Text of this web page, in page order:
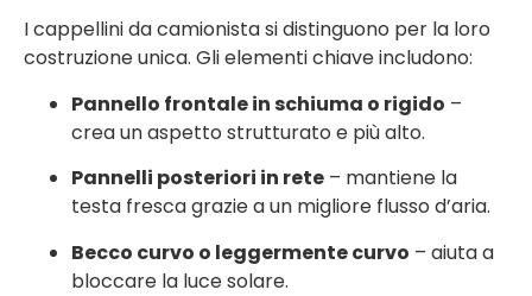
I cappellini da camionista si distinguono per la loro
costruzione unica. Gli elementi chiave includono:
Pannello frontale in schiuma o rigido –
crea un aspetto strutturato e più alto.
Pannelli posteriori in rete – mantiene la
testa fresca grazie a un migliore flusso d’aria.
Becco curvo o leggermente curvo – aiuta a
bloccare la luce solare.